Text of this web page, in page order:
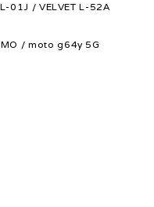
01J / VELVET L-52A
/ moto g64y 5G